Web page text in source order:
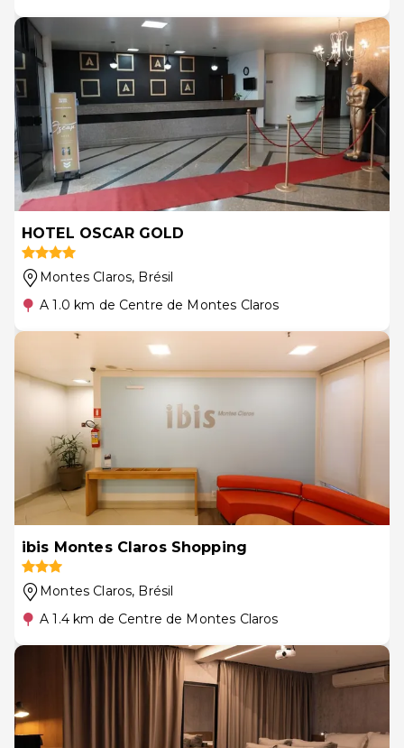
HOTEL OSCAR GOLD
Montes Claros, Brésil
A 1.0 km de Centre de Montes Claros
ibis Montes Claros Shopping
Montes Claros, Brésil
A 1.4 km de Centre de Montes Claros